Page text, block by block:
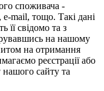
споживача -
mail, тощо. Такі дані
її свідомо та з
на нашому
на отримання
реєстрації або
нашого сайту та